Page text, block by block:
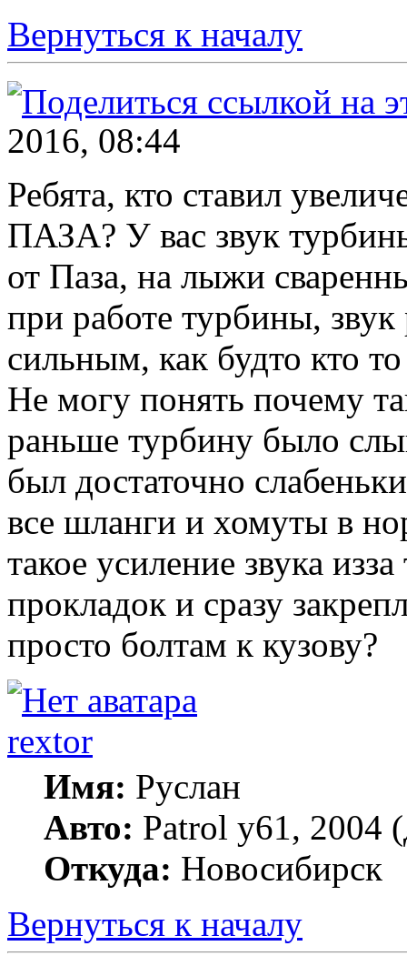
Вернуться к началу
2016, 08:44
Ребята, кто ставил
ПАЗА? У вас звук
от Паза, на лыжи
при работе турбины,
сильным, как будто кто
Не могу понять почему
раньше турбину было
был достаточно
все шланги и хомуты в
такое усиление звука
прокладок и сразу
просто болтам к кузову?
rextor
Имя: Руслан
Авто: Patrol y61, 2004
Откуда: Новосибирск
Вернуться к началу